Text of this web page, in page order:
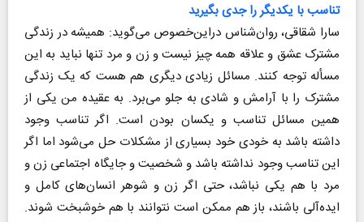
تناسب با یکدیگر را جدی بگیرید
سارا شقاقی، روان‌شناس دراین‌خصوص می‌گوید: همیشه در زندگی
مشترک عشق و علاقه همه چیز نیست و زن و مرد تنها نباید به این
مسأله توجه کنند. مسائل زیادی دیگری هم هست که یک زندگی
مشترک را با آرامش و شادی به جلو می‌برد. به عقیده من یکی از
همین مسائل تناسب و یکسان بودن است. اگر تناسب وجود
داشته باشد به خودی خود بسیاری از مشکلات حل می‌شود اما اگر
این تناسب وجود نداشته باشد و شخصیت و جایگاه اجتماعی زن و
مرد با هم یکی نباشد، حتی اگر زن و شوهر انسان‌های کامل و
ایده‌آلی باشند، باز هم ممکن است نتوانند با هم خوشبخت شوند.